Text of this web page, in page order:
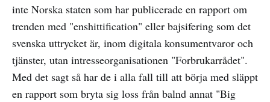
inte Norska staten som har publicerade en rapport om
trenden med "enshittification" eller bajsifering som det
svenska uttrycket är, inom digitala konsumentvaror och
tjänster, utan intresseorganisationen "Forbrukarrådet".
Med det sagt så har de i alla fall till att börja med släppt
en rapport som bryta sig loss från balnd annat "Big